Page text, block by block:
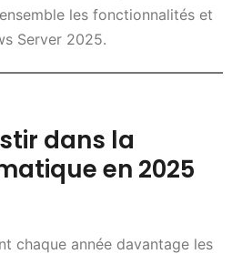
les fonctionnalités et
Server 2025.
dans la
en 2025
chaque année davantage les